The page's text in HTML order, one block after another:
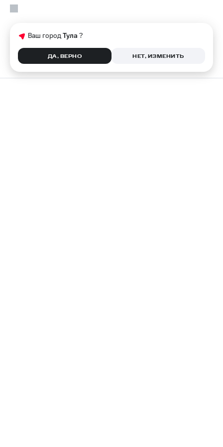
Ваш городТула ?
ДА, ВЕРНО НЕТ, ИЗМЕНИТЬ